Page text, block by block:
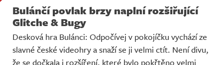
Bulánčí povlak brzy naplní rozšiřující
Glitche & Bugy
Desková hra Bulánci: Odpočívej v pokojíčku vychází ze
slavné české videohry a snaží se ji velmi ctít. Není divu,
že se dočkala i rozšíření, které bylo pokřtěno velmi